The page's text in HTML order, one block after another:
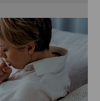
Option in